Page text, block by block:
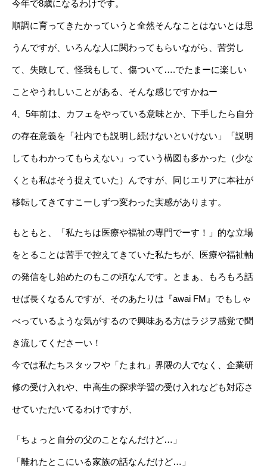
今年で8歳になるわけです。
順調に育ってきたかっていうと全然そんなことはないとは思
うんですが、いろんな人に関わってもらいながら、苦労し
て、失敗して、怪我もして、傷ついて….でたまーに楽しい
ことやうれしいことがある、そんな感じですかねー
4、5年前は、カフェをやっている意味とか、下手したら自分
の存在意義を「社内でも説明し続けないといけない」「説明
してもわかってもらえない」っていう構図も多かった（少な
くとも私はそう捉えていた）んですが、同じエリアに本社が
移転してきてすこーしずつ変わった実感があります。
もともと、「私たちは医療や福祉の専門でーす！」的な立場
をとることは苦手で控えてきていた私たちが、医療や福祉軸
の発信をし始めたのもこの頃なんです。とまぁ、もろもろ話
せば長くなるんですが、そのあたりは『awai FM』でもしゃ
べっているような気がするので興味ある方はラジヲ感覚で聞
き流してくださーい！
今では私たちスタッフや「たまれ」界隈の人でなく、企業研
修の受け入れや、中高生の探求学習の受け入れなども対応さ
せていただいてるわけですが、
「ちょっと自分の父のことなんだけど…」
「離れたとこにいる家族の話なんだけど…」